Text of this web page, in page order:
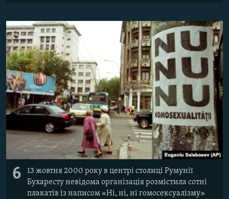
6
13 жовтня 2000 року в центрі столиці Румунії
Бухаресту невідома організація розмістила сотні
плакатів із написом «Ні, ні, ні гомосексуалізму»